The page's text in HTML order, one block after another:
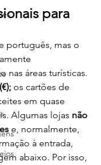
para
português, mas o
nas áreas turísticas.
os cartões de
em quase
Algumas lojas não
e, normalmente,
à entrada,
abaixo. Por isso,